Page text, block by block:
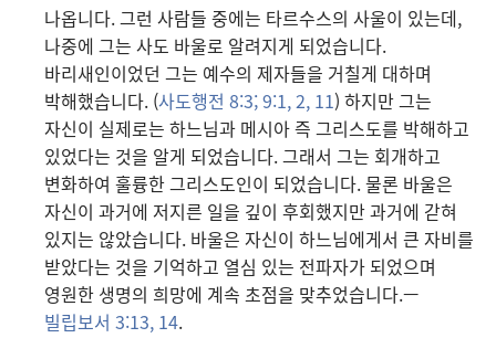
나옵니다. 그런 사람들 중에는 타르수스의 사울이 있는데,
나중에 그는 사도 바울로 알려지게 되었습니다.
바리새인이었던 그는 예수의 제자들을 거칠게 대하며
박해했습니다. (사도행전 8:3;9:1, 2, 11) 하지만 그는
자신이 실제로는 하느님과 메시아 즉 그리스도를 박해하고
있었다는 것을 알게 되었습니다. 그래서 그는 회개하고
변화하여 훌륭한 그리스도인이 되었습니다. 물론 바울은
자신이 과거에 저지른 일을 깊이 후회했지만 과거에 갇혀
있지는 않았습니다. 바울은 자신이 하느님에게서 큰 자비를
받았다는 것을 기억하고 열심 있는 전파자가 되었으며
영원한 생명의 희망에 계속 초점을 맞추었습니다.—
빌립보서 3:13, 14.